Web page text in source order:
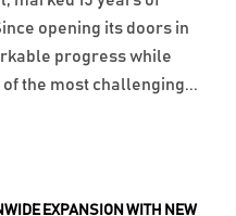
EXPANSION WITH NEW
opening its doors in
progress while
the most challenging...